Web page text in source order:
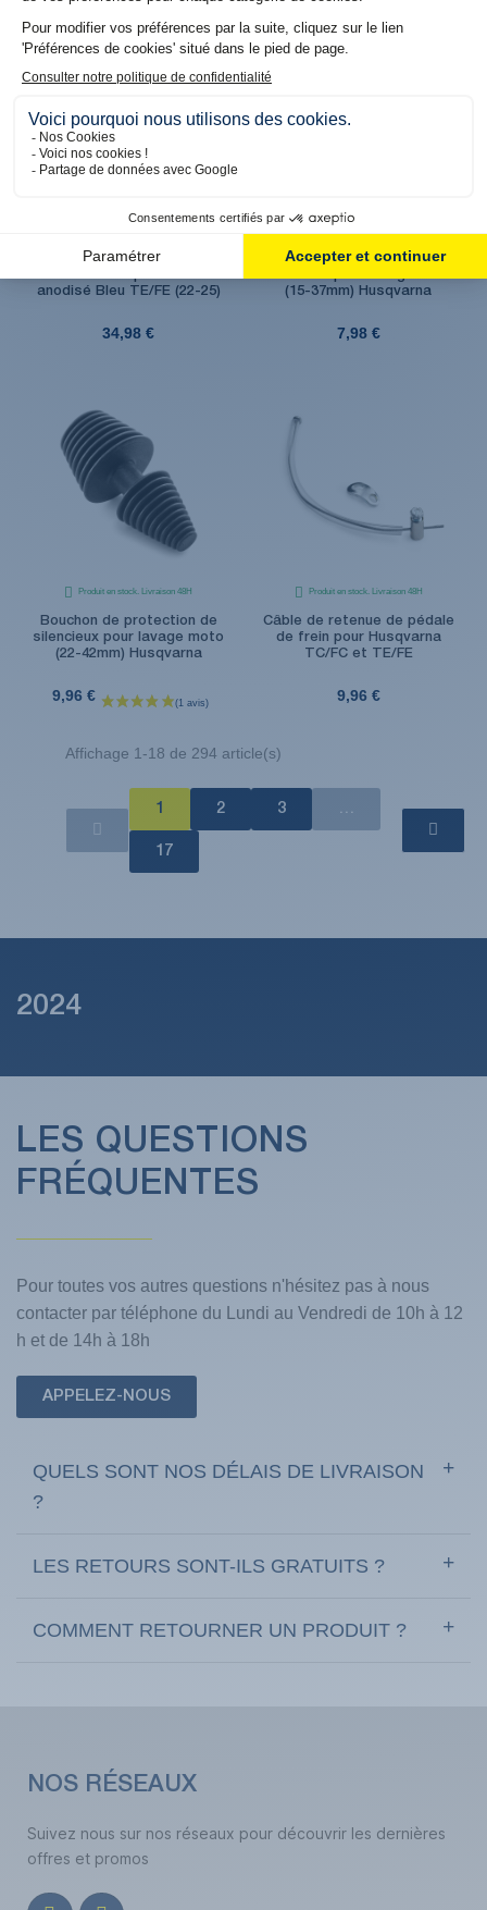
Bouchon de carter de
anodisé Bleu TE/FE (22-25)
34,98 €
Bouchon de protection de
(15-37mm) Husqvarna
7,98 €
Produit en stock. Livraison 48H
Bouchon de protection de
silencieux pour lavage moto
(22-42mm) Husqvarna
9,96 €
Produit en stock. Livraison 48H
Câble de retenue de pédale
de frein pour Husqvarna
TC/FC et TE/FE
9,96 €
Affichage 1-18 de 294 article(s)
1 2 3
17
2024
LES QUESTIONS
FRÉQUENTES
Pour toutes vos autres questions n'hésitez pas à nous
contacter par téléphone du Lundi au Vendredi de 10h à 12
h et de 14h à 18h
APPELEZ-NOUS
QUELS SONT NOS DÉLAIS DE LIVRAISON
?
LES RETOURS SONT-ILS GRATUITS ?
COMMENT RETOURNER UN PRODUIT ?
NOS RÉSEAUX
Suivez nous sur nos réseaux pour découvrir les dernières
offres et promos